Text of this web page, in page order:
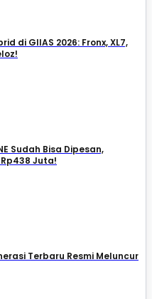
di GIIAS 2026: Fronx, XL7,
Sudah Bisa Dipesan,
Juta!
Terbaru Resmi Meluncur